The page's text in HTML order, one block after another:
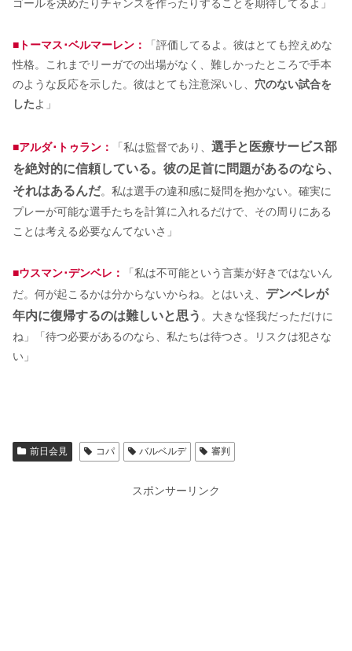
ゴールを決めたりチャンスを作ったりすることを期待してるよ」
■トーマス･ベルマーレン：
「評価してるよ。彼はとても控えめな
性格。これまでリーガでの出場がなく、難しかったところで手本
のような反応を示した。彼はとても注意深いし、 穴のない試合を
したよ」
■アルダ･トゥラン： 「私は監督であり、 選手と医療サービス部
を絶対的に信頼している。彼の足首に問題があるのなら、
それはあるんだ。私は選手の違和感に疑問を抱かない。確実に
プレーが可能な選手たちを計算に入れるだけで、その周りにある
ことは考える必要なんてないさ」
■ウスマン･デンベレ：
「私は不可能という言葉が好きではないん
だ。何が起こるかは分からないからね。とはいえ、 デンベレが
年内に復帰するのは難しいと思う 。大きな怪我だっただけに
ね」「待つ必要があるのなら、私たちは待つさ。リスクは犯さな
い」
前日会見 コパ バルベルデ 審判
スポンサーリンク